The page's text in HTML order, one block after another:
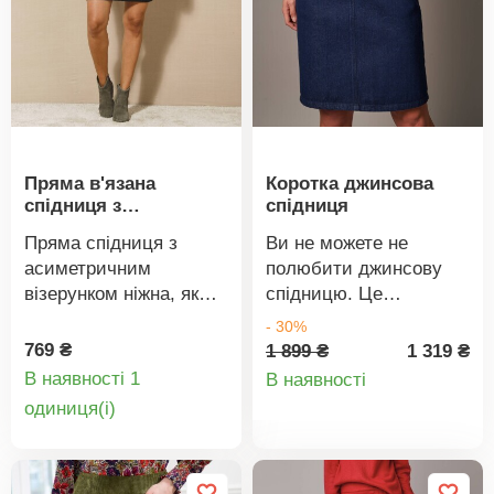
Пряма в'язана
спідниця з
Пряма спідниця з
асиметричним
візерунком ніжна, як
пояс на талії.
Асиметрична ребриста
спереду. Можна прати
769 ₴
В наявності 1
oдиниця(і)
Коротка джинсова
спідниця
Ви не можете не
полюбити джинсову
спідницю. Це
популярний виріб,
який ніколи не
виходить з моди.
шлевками. Застібка на
- 30%
1 899 ₴
1 319 ₴
В наявності